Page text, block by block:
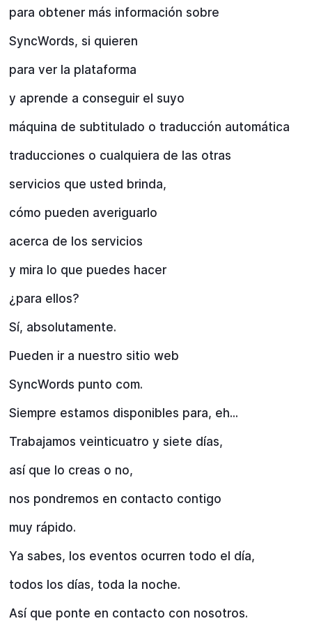
para obtener más información sobre
SyncWords, si quieren
para ver la plataforma
y aprende a conseguir el suyo
máquina de subtitulado o traducción automática
traducciones o cualquiera de las otras
servicios que usted brinda,
cómo pueden averiguarlo
acerca de los servicios
y mira lo que puedes hacer
¿para ellos?
Sí, absolutamente.
Pueden ir a nuestro sitio web
SyncWords punto com.
Siempre estamos disponibles para, eh...
Trabajamos veinticuatro y siete días,
así que lo creas o no,
nos pondremos en contacto contigo
muy rápido.
Ya sabes, los eventos ocurren todo el día,
todos los días, toda la noche.
Así que ponte en contacto con nosotros.